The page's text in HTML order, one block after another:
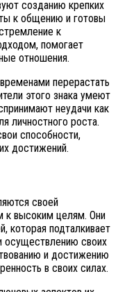
созданию крепких
к общению и готовы
к
помогает
отношения.
перерастать
этого знака умеют
неудачи как
личностного роста.
способности,
достижений.
своей
к высоким целям. Они
которая подталкивает
осуществлению своих
и достижению
в своих силах.